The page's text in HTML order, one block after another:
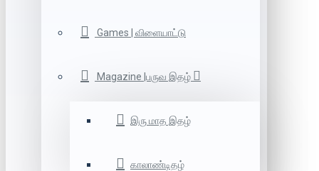
Games | விளையாட்டு
Magazine |பருவ இதழ்
இரு மாத இதழ்
காலாண்டிதழ்